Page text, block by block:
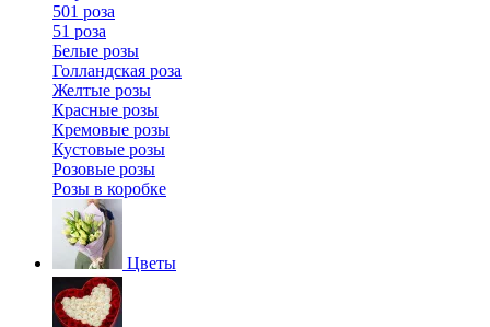
501 роза
51 роза
Белые розы
Голландская роза
Желтые розы
Красные розы
Кремовые розы
Кустовые розы
Розовые розы
Розы в коробке
Цветы